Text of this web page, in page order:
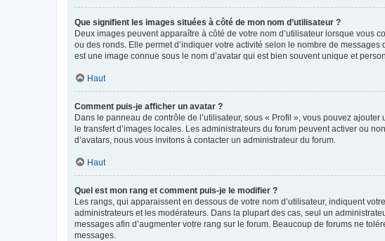
Que signifient les images situées à côté de mon nom d’utilisateur ?
Deux images peuvent apparaître à côté de votre nom d’utilisateur lorsque vous
ou des ronds. Elle permet d’indiquer votre activité selon le nombre de
est une image connue sous le nom d’avatar qui est bien souvent unique et
Haut
Comment puis-je afficher un avatar ?
Dans le panneau de contrôle de l’utilisateur, sous « Profil », vous pouvez
le transfert d’images locales. Les administrateurs du forum peuvent activer ou
d’avatars, nous vous invitons à contacter un administrateur du forum.
Haut
Quel est mon rang et comment puis-je le modifier ?
Les rangs, qui apparaissent en dessous de votre nom d’utilisateur, indiquent
administrateurs et les modérateurs. Dans la plupart des cas, seul un
messages afin d’augmenter votre rang sur le forum. Beaucoup de forums ne
messages.